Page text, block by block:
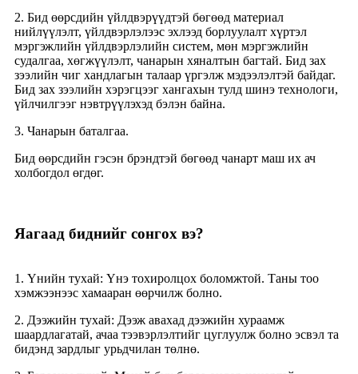
2. Бид өөрсдийн үйлдвэрүүдтэй бөгөөд материал
нийлүүлэлт, үйлдвэрлэлээс эхлээд борлуулалт хүртэл
мэргэжлийн үйлдвэрлэлийн систем, мөн мэргэжлийн
судалгаа, хөгжүүлэлт, чанарын хяналтын багтай. Бид зах
зээлийн чиг хандлагын талаар үргэлж мэдээлэлтэй байдаг.
Бид зах зээлийн хэрэгцээг хангахын тулд шинэ технологи,
үйлчилгээг нэвтрүүлэхэд бэлэн байна.
3. Чанарын баталгаа.
Бид өөрсдийн гэсэн брэндтэй бөгөөд чанарт маш их ач
холбогдол өгдөг.
Яагаад биднийг сонгох вэ?
1. Үнийн тухай: Үнэ тохиролцох боломжтой. Таны тоо
хэмжээнээс хамааран өөрчилж болно.
2. Дээжийн тухай: Дээж авахад дээжийн хураамж
шаардлагатай, ачаа тээвэрлэлтийг цуглуулж болно эсвэл та
бидэнд зардлыг урьдчилан төлнө.